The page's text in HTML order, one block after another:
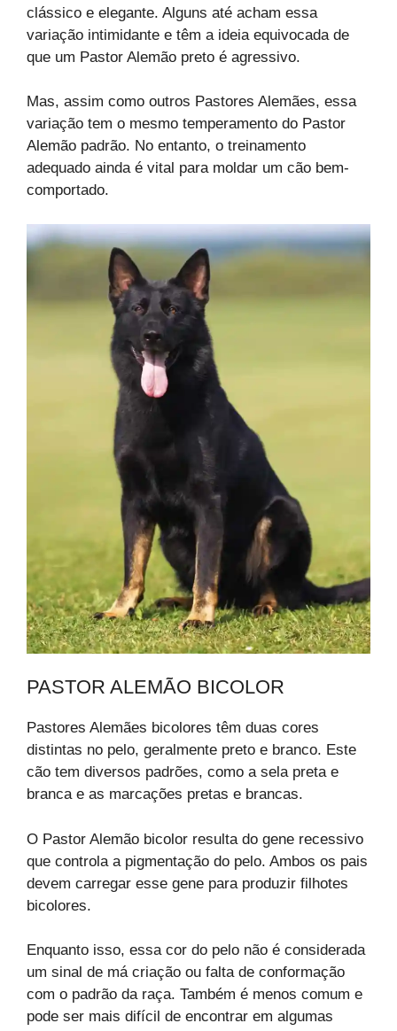
clássico e elegante. Alguns até acham essa
variação intimidante e têm a ideia equivocada de
que um Pastor Alemão preto é agressivo.
Mas, assim como outros Pastores Alemães, essa
variação tem o mesmo temperamento do Pastor
Alemão padrão. No entanto, o treinamento
adequado ainda é vital para moldar um cão bem-
comportado.
PASTOR ALEMÃO BICOLOR
Pastores Alemães bicolores têm duas cores
distintas no pelo, geralmente preto e branco. Este
cão tem diversos padrões, como a sela preta e
branca e as marcações pretas e brancas.
O Pastor Alemão bicolor resulta do gene recessivo
que controla a pigmentação do pelo. Ambos os pais
devem carregar esse gene para produzir filhotes
bicolores.
Enquanto isso, essa cor do pelo não é considerada
um sinal de má criação ou falta de conformação
com o padrão da raça. Também é menos comum e
pode ser mais difícil de encontrar em algumas